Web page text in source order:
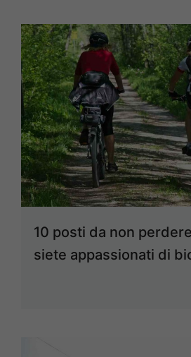
10 posti da non
siete appassionati di